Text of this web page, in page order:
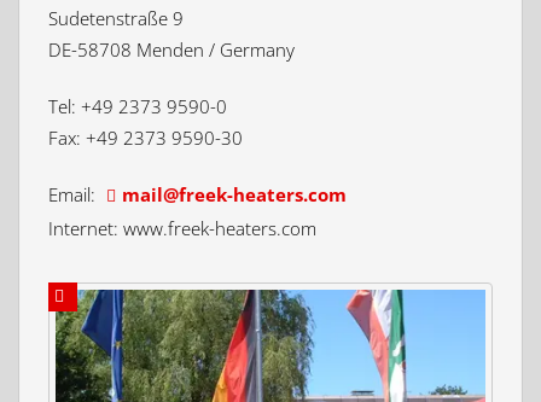
Sudetenstraße 9
DE-58708 Menden / Germany
Tel: +49 2373 9590-0
Fax: +49 2373 9590-30
Email:
moc.sretaeh-keerf@liam
Internet: www.freek-heaters.com